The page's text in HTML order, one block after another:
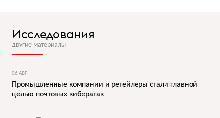
Исследования
другие материалы
06 АВГ
Промышленные компании и ретейлеры стали главной
целью почтовых кибератак